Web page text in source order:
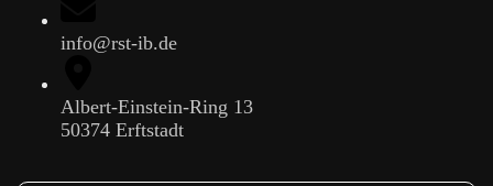
info@rst-ib.de
Albert-Einstein-Ring 13
50374 Erftstadt